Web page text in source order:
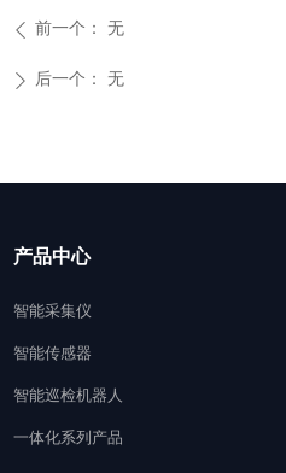
ꄴ 前一个： 无
ꄲ 后一个： 无
产品中心
智能采集仪
智能传感器
智能巡检机器人
一体化系列产品